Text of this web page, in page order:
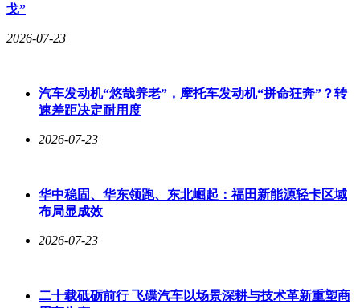
戈”
2026-07-23
汽车发动机“悠哉养老”，摩托车发动机“拼命狂奔”？转
速差距决定耐用度
2026-07-23
华中稳固、华东领跑、东北崛起：福田新能源轻卡区域
布局显成效
2026-07-23
二十载砥砺前行 飞碟汽车以场景深耕与技术革新重塑商